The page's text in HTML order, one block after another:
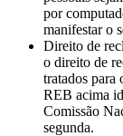
por
manifestar o
Direito de
o direito de
tratados para
REB acima
Comissão
segunda.